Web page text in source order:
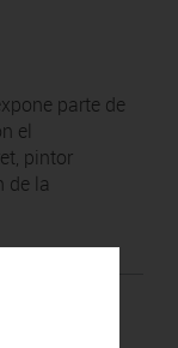
parte de
el
pintor
de la